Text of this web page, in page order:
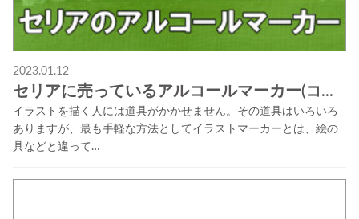
2023.01.12
セリアに売っているアルコールマーカー(コ...
イラストを描く人には道具がかかせません。その道具はいろいろ
ありますが、最も手軽な方法としてイラストマーカーとは、絵の
具などと違って…